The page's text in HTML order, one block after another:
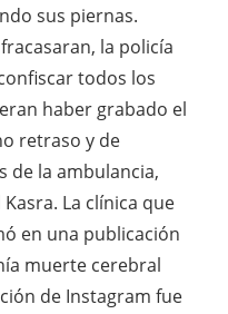
sus piernas.
la policía
todos los
haber grabado el
retraso y de
de la ambulancia,
La clínica que
en una publicación
muerte cerebral
de Instagram fue